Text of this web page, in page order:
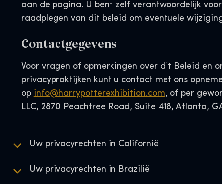
aan de pagina. U bent zelf verantwoordelijk
raadplegen van dit beleid om eventuele
Contactgegevens
Voor vragen of opmerkingen over dit Beleid en
privacypraktijken kunt u contact met ons
op info@harrypotterexhibition.com, of per
LLC, 2870 Peachtree Road, Suite 418, Atlanta,
Uw privacyrechten in Californië
Uw privacyrechten in Brazilië